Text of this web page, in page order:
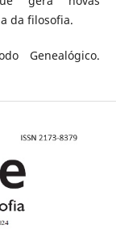
da filosofia.
Genealógico.